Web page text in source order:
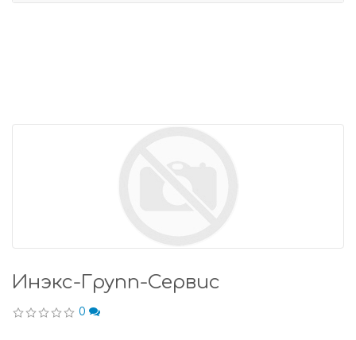
Инэкс-Групп-Сервис
0